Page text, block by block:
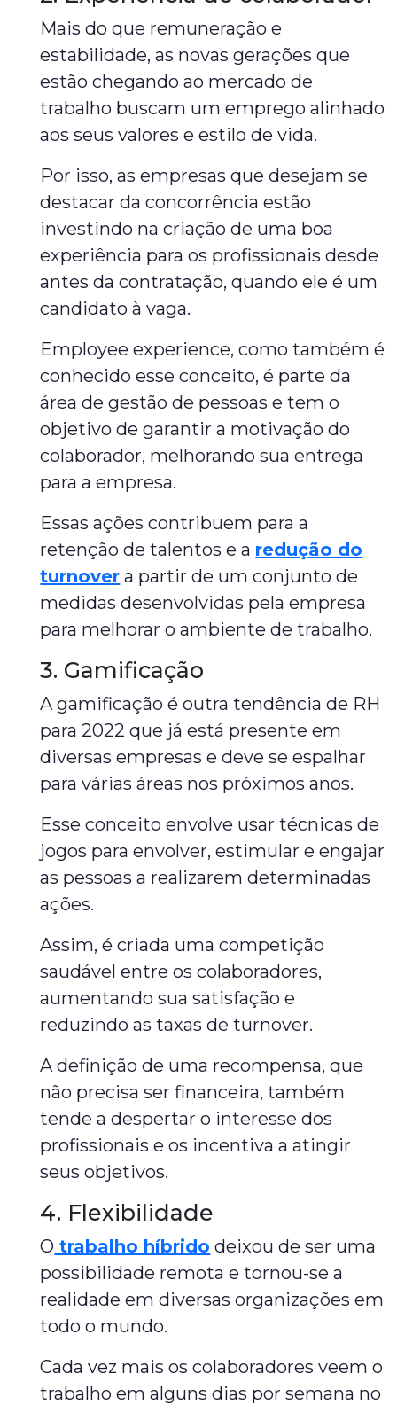
Mais do que remuneração e
estabilidade, as novas gerações que
estão chegando ao mercado de
trabalho buscam um emprego alinhado
aos seus valores e estilo de vida.
Por isso, as empresas que desejam se
destacar da concorrência estão
investindo na criação de uma boa
experiência para os profissionais desde
antes da contratação, quando ele é um
candidato à vaga.
Employee experience, como também é
conhecido esse conceito, é parte da
área de gestão de pessoas e tem o
objetivo de garantir a motivação do
colaborador, melhorando sua entrega
para a empresa.
Essas ações contribuem para a
retenção de talentos e a redução do
turnover a partir de um conjunto de
medidas desenvolvidas pela empresa
para melhorar o ambiente de trabalho.
3. Gamificação
A gamificação é outra tendência de RH
para 2022 que já está presente em
diversas empresas e deve se espalhar
para várias áreas nos próximos anos.
Esse conceito envolve usar técnicas de
jogos para envolver, estimular e engajar
as pessoas a realizarem determinadas
ações.
Assim, é criada uma competição
saudável entre os colaboradores,
aumentando sua satisfação e
reduzindo as taxas de turnover.
A definição de uma recompensa, que
não precisa ser financeira, também
tende a despertar o interesse dos
profissionais e os incentiva a atingir
seus objetivos.
4. Flexibilidade
O trabalho híbrido deixou de ser uma
possibilidade remota e tornou-se a
realidade em diversas organizações em
todo o mundo.
Cada vez mais os colaboradores veem o
trabalho em alguns dias por semana no